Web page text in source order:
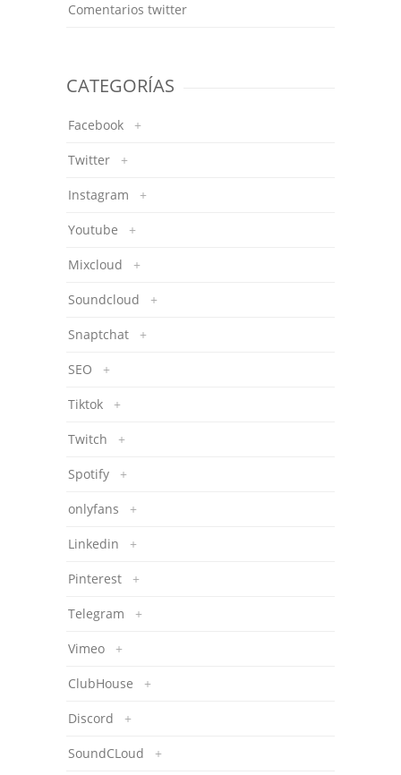
Comentarios twitter
CATEGORÍAS
Facebook +
Twitter +
Instagram +
Youtube +
Mixcloud +
Soundcloud +
Snaptchat +
SEO +
Tiktok +
Twitch +
Spotify +
onlyfans +
Linkedin +
Pinterest +
Telegram +
Vimeo +
ClubHouse +
Discord +
SoundCLoud +